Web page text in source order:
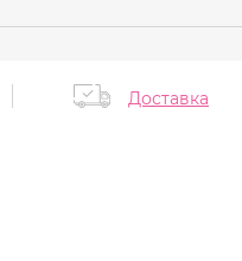
Доставка